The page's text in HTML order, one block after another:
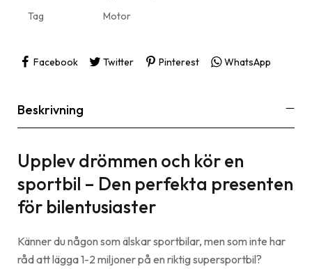
Tag
Motor
Facebook Twitter Pinterest WhatsApp
Beskrivning
Upplev drömmen och kör en
sportbil – Den perfekta presenten
för bilentusiaster
Känner du någon som älskar sportbilar, men som inte har
råd att lägga 1-2 miljoner på en riktig supersportbil?